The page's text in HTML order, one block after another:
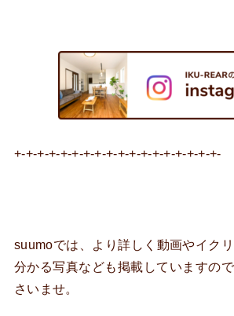
+-+-+-+-+-+-+-+-+-+-+-+-+-+-+-+-+-+-
suumoでは、より詳しく動画やイク
分かる写真なども掲載していますの
さいませ。